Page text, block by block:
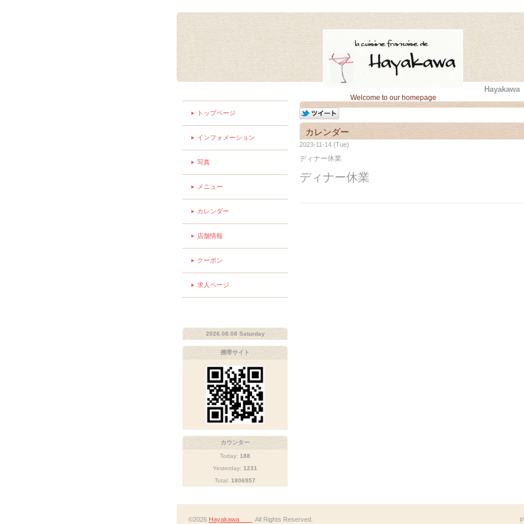
Welcome to our homepage
カレンダー
2023-11-14 (Tue)
ディナー休業
ディナー休業
トップページ
インフォメーション
写真
メニュー
カレンダー
店舗情報
クーポン
求人ページ
2026.08.08 Saturday
携帯サイト
カウンター
Today: 188
Yesterday: 1231
Total: 1806957
©2026 Hayakawa . All Rights Reserved.